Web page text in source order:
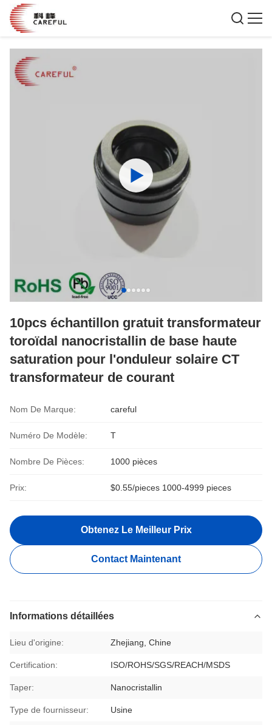
10pcs échantillon gratuit transformateur
toroïdal nanocristallin de base haute
saturation pour l'onduleur solaire CT
transformateur de courant
Nom De Marque: careful
Numéro De Modèle: T
Nombre De Pièces: 1000 pièces
Prix: $0.55/pieces 1000-4999 pieces
Obtenez Le Meilleur Prix
Contact Maintenant
Informations détaillées
Lieu d'origine: Zhejiang, Chine
Certification: ISO/ROHS/SGS/REACH/MSDS
Taper: Nanocristallin
Type de fournisseur: Usine